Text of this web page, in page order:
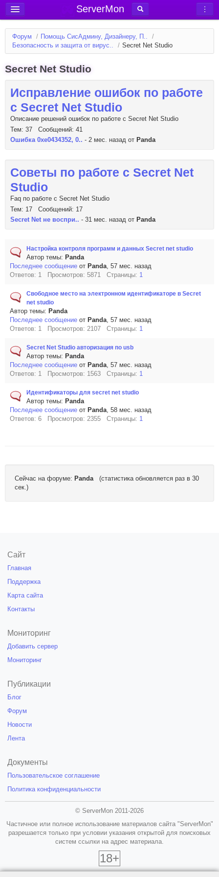
ServerMon
Добавить сервер
Мониторинг серверов
Статьи
Форум
Вход в аккаунт
Форум / Помощь СисАдмину, Дизайнеру, П..
/
Безопасность и защита от вирус..
/ Secret Net Studio
Secret Net Studio
Исправление ошибок по работе
с Secret Net Studio
Описание решений ошибок по работе с Secret Net Studio
Тем: 37 Сообщений: 41
Ошибка 0xe0434352, 0.. - 2 мес. назад от Panda
Советы по работе с Secret Net
Studio
Faq по работе с Secret Net Studio
Тем: 17 Сообщений: 17
Secret Net не воспри.. - 31 мес. назад от Panda
Настройка контроля программ и данных Secret net studio
Автор темы: Panda
Последнее сообщение от Panda, 57 мес. назад
Ответов: 1 Просмотров: 5871 Страницы: 1
Свободное место на электронном идентификаторе в Secret
net studio
Автор темы: Panda
Последнее сообщение от Panda, 57 мес. назад
Ответов: 1 Просмотров: 2107 Страницы: 1
Secret Net Studio авторизация по usb
Автор темы: Panda
Последнее сообщение от Panda, 57 мес. назад
Ответов: 1 Просмотров: 1563 Страницы: 1
Идентификаторы для secret net studio
Автор темы: Panda
Последнее сообщение от Panda, 58 мес. назад
Ответов: 6 Просмотров: 2355 Страницы: 1
Сейчас на форуме: Panda(статистика обновляется раз в 30
сек.)
Сайт
Главная
Поддержка
Карта сайта
Контакты
Мониторинг
Добавить сервер
Мониторинг
Публикации
Блог
Форум
Новости
Лента
Документы
Пользовательское соглашение
Политика конфиденциальности
© ServerMon 2011-2026
Частичное или полное использование материалов сайта "ServerMon"
разрешается только при условии указания открытой для поисковых
систем ссылки на адрес материала.
18+